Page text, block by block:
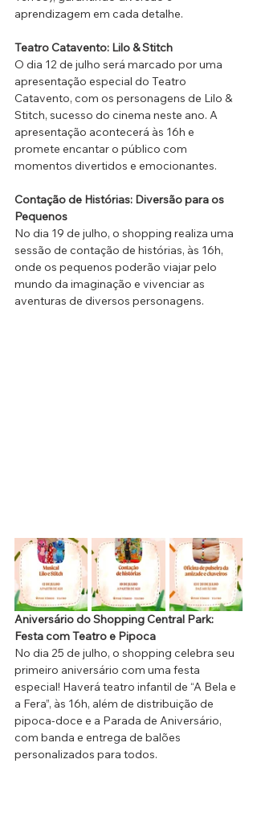
aprendizagem em cada detalhe.
Teatro Catavento: Lilo & Stitch
O dia 12 de julho será marcado por uma
apresentação especial do Teatro
Catavento, com os personagens de Lilo &
Stitch, sucesso do cinema neste ano. A
apresentação acontecerá às 16h e
promete encantar o público com
momentos divertidos e emocionantes.
Contação de Histórias: Diversão para os
Pequenos
No dia 19 de julho, o shopping realiza uma
sessão de contação de histórias, às 16h,
onde os pequenos poderão viajar pelo
mundo da imaginação e vivenciar as
aventuras de diversos personagens.
Aniversário do Shopping Central Park:
Festa com Teatro e Pipoca
No dia 25 de julho, o shopping celebra seu
primeiro aniversário com uma festa
especial! Haverá teatro infantil de “A Bela e
a Fera”, às 16h, além de distribuição de
pipoca-doce e a Parada de Aniversário,
com banda e entrega de balões
personalizados para todos.